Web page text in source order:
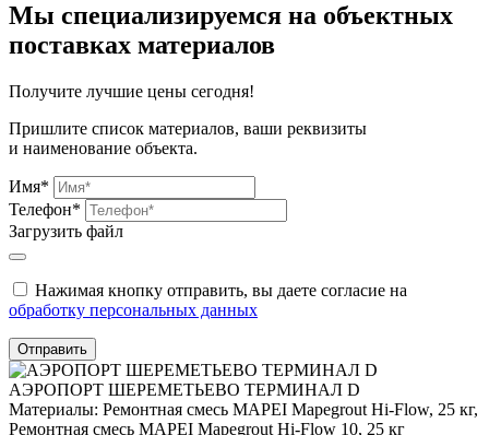
Мы специализируемся на объектных
поставках материалов
Получите лучшие цены сегодня!
Пришлите список материалов, ваши реквизиты
и наименование объекта.
Имя*
Телефон*
Загрузить файл
Нажимая кнопку отправить, вы даете согласие на
обработку персональных данных
Отправить
АЭРОПОРТ ШЕРЕМЕТЬЕВО ТЕРМИНАЛ D
Материалы: Ремонтная смесь MAPEI Mapegrout Hi-Flow, 25 кг,
Ремонтная смесь MAPEI Mapegrout Hi-Flow 10, 25 кг